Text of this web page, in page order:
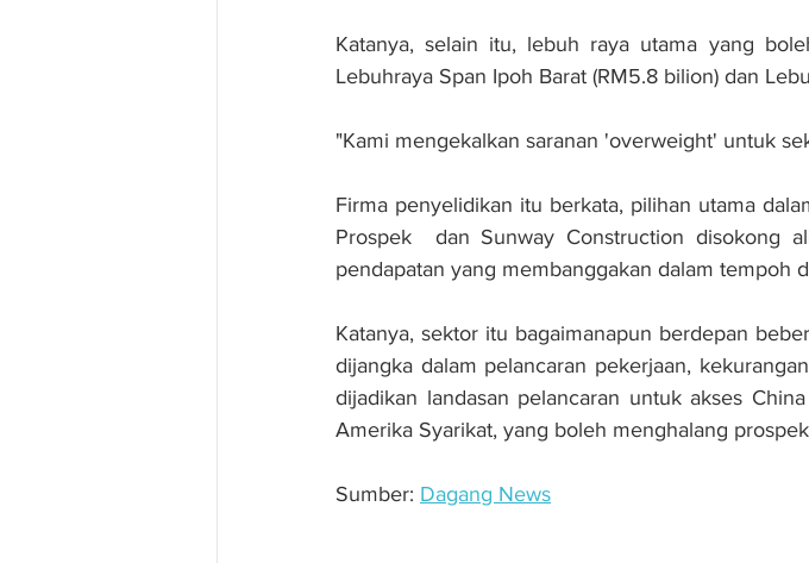
Katanya, selain itu, lebuh raya utama yang
Lebuhraya Span Ipoh Barat (RM5.8 bilion) dan
"Kami mengekalkan saranan 'overweight' untuk
Firma penyelidikan itu berkata, pilihan utama
Prospek  dan Sunway Construction disokong
pendapatan yang membanggakan dalam tempoh
Katanya, sektor itu bagaimanapun berdepan
dijangka dalam pelancaran pekerjaan,
dijadikan landasan pelancaran untuk akses
Amerika Syarikat, yang boleh menghalang
Sumber: Dagang News